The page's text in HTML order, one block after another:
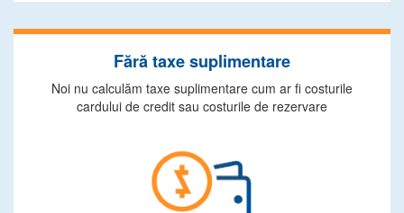
Fără taxe suplimentare
Noi nu calculăm taxe suplimentare cum ar fi costurile
cardului de credit sau costurile de rezervare